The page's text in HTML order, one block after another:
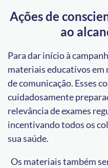
Ações de
ao
Para dar início à
materiais educativos em
de comunicação. Esses
cuidadosamente
relevância de exames
incentivando todos os
sua saúde.
Os materiais também